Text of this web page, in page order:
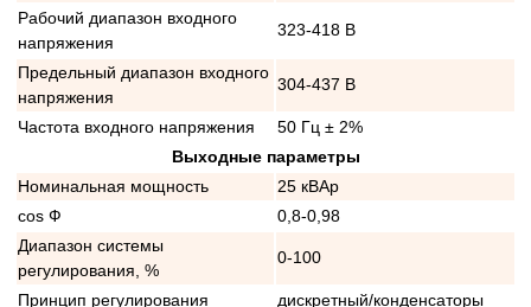
Рабочий диапазон входного
напряжения
323-418 В
Предельный диапазон входного
напряжения
304-437 В
Частота входного напряжения
50 Гц ± 2%
Выходные параметры
Номинальная мощность
25 кВАр
cos Ф
0,8-0,98
Диапазон системы
регулирования, %
0-100
Принцип регулирования
дискретный/конденсаторы